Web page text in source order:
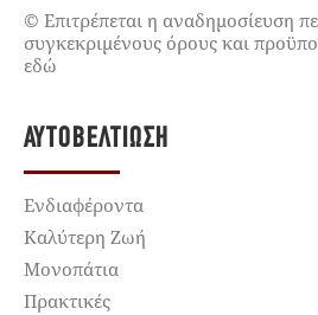
© Επιτρέπεται η αναδημοσίευση
συγκεκριμένους όρους και
εδώ
ΑΥΤΟΒΕΛΤΊΩΣΗ
Ενδιαφέροντα
Καλύτερη Ζωή
Μονοπάτια
Πρακτικές